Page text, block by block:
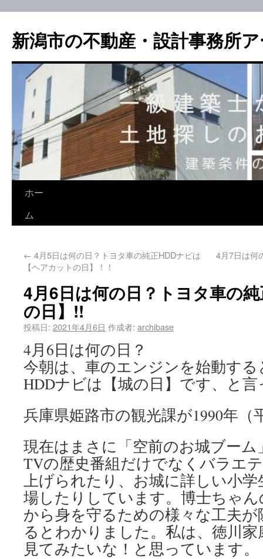
新潟市の不動産・設計事務所
ホー
ム
← 4月5日は何の日？トヨタ車の純正HDDナビは
【ヘアカットの日】！！
4月7日は何
4月6日は何の日？トヨタ車の
の日】!!
投稿日: 2021年4月6日 作成者: archibase
4月6日は何の日？
今朝は、車のエンジンを始動す
HDDナビは【城の日】です、と
兵庫県姫路市の観光課が1990年（
現在はまさに「空前のお城ブー
TVの歴史番組だけでなくバラエ
上げられたり、お城に詳しい小
場したりしています。博士ちゃ
から身を守るための様々な工夫
るとわかりました。私は、徳川
見てみたいな！と思っています。